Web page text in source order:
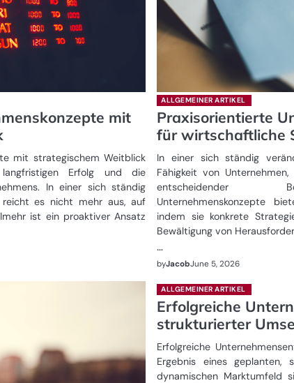
mit
mit strategischem Weitblick
Erfolg und die
In einer sich ständig
reicht es nicht mehr aus, auf
ist ein proaktiver Ansatz
ALLGEMEINER ARTIKEL
Praxisorientierte
für wirtschaftliche
In einer sich ständig
Fähigkeit von
entscheidender
Unternehmenskonzepte
indem sie konkrete
Bewältigung von
…
byJacobJune 5, 2026
ALLGEMEINER ARTIKEL
Erfolgreiche
strukturierter
Erfolgreiche
Ergebnis eines geplanten,
dynamischen Marktumfeld